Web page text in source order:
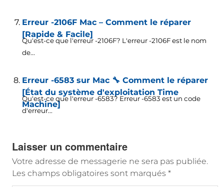
Erreur -2106F Mac – Comment le réparer
[Rapide & Facile]
Qu'est-ce que l'erreur -2106F? L'erreur -2106F est le nom
de...
Erreur -6583 sur Mac 🔧 Comment le réparer
[État du système d'exploitation Time
Machine]
Qu'est-ce que l'erreur -6583? Erreur -6583 est un code
d'erreur...
Laisser un commentaire
Votre adresse de messagerie ne sera pas publiée.
Les champs obligatoires sont marqués *